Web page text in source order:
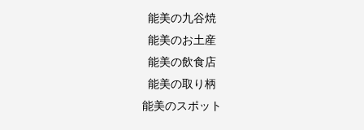
能美の九谷焼
能美のお土産
能美の飲食店
能美の取り柄
能美のスポット